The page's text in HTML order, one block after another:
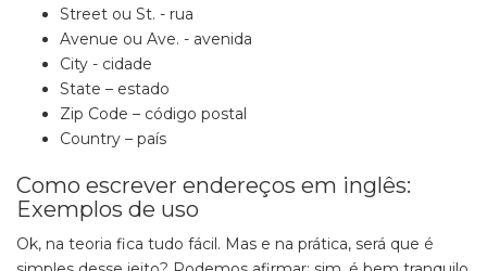
Street ou St. - rua
Avenue ou Ave. - avenida
City - cidade
State – estado
Zip Code – código postal
Country – país
Como escrever endereços em inglês:
Exemplos de uso
Ok, na teoria fica tudo fácil. Mas e na prática, será que é